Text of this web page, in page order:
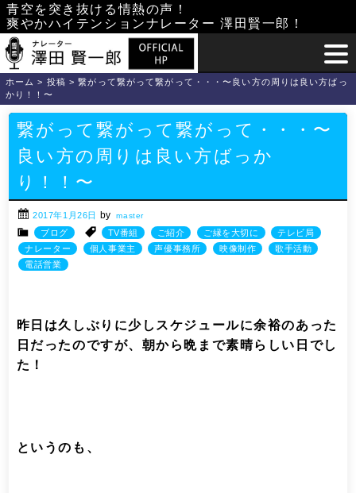
Skip
to
content
青空を突き抜ける情熱の声！
爽やかハイテンションナレーター 澤田賢一郎！
ホーム > 投稿 >繋がって繋がって繋がって・・・〜良い方の周りは良い方ばっ
かり！！〜
繋がって繋がって繋がって・・・〜
良い方の周りは良い方ばっか
り！！〜
2017年1月26日 by master
ブログ TV番組 ご紹介 ご縁を大切に
テレビ局
ナレーター
個人事業主 声優事務所 映像制作
歌手活動
電話営業
昨日は久しぶりに少しスケジュールに余裕のあった
日だったのですが、朝から晩まで素晴らしい日でし
た！
というのも、